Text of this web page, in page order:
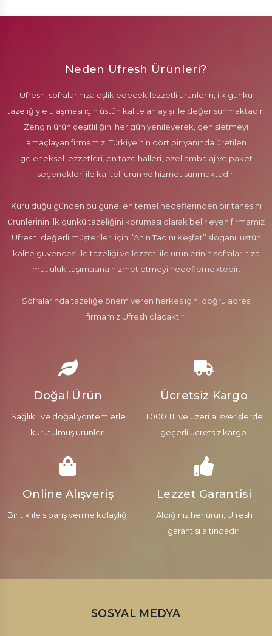
Neden Ufresh Ürünleri?
Ufresh, sofralarınıza eşlik edecek lezzetli ürünlerin, ilk günkü
tazeliğiyle ulaşması için üstün kalite anlayışı ile değer sunmaktadır.
Zengin ürün çeşitliliğini her gün yenileyerek, genişletmeyi
amaçlayan firmamız, Türkiye’nin dört bir yanında üretilen
geleneksel lezzetleri, en taze halleri, özel ambalaj ve paket
seçenekleri ile kaliteli ürün ve hizmet sunmaktadır.
Kurulduğu günden bu güne, en temel hedeflerinden bir tanesini
ürünlerinin ilk günkü tazeliğini koruması olarak belirleyen firmamız
Ufresh, değerli müşterileri için ‘’Anın Tadını Keşfet’’ sloganı, üstün
kalite güvencesi ile tazeliği ve lezzeti ile ürünlerinin sofralarınıza
mutluluk taşımasına hizmet etmeyi hedeflemektedir.
Sofralarında tazeliğe önem veren herkes için, doğru adres
firmamız Ufresh olacaktır.
Doğal Ürün
Sağlıklı ve doğal yöntemlerle
kurutulmuş ürünler.
Ücretsiz Kargo
1.000 TL ve üzeri alışverişlerde
geçerli ücretsiz kargo.
Online Alışveriş
Bir tık ile sipariş verme kolaylığı
Lezzet Garantisi
Aldığınız her ürün, Ufresh
garantisi altındadır.
SOSYAL MEDYA